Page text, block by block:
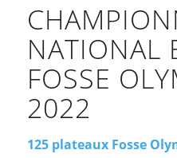
NATIONAL
FOSSE
2022
125 plateaux Fosse